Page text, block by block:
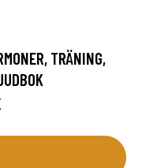
TRÄNING,